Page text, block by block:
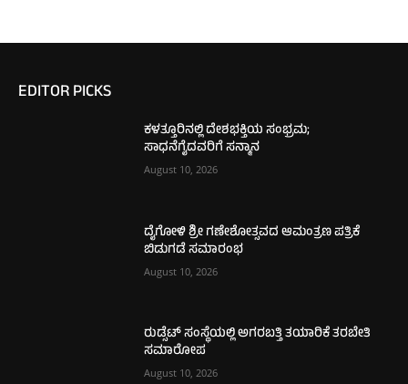
EDITOR PICKS
ಕಳತ್ತೂರಿನಲ್ಲಿ ದೇಶಭಕ್ತಿಯ ಸಂಭ್ರಮ;
ಸಾಧನೆಗೈದವರಿಗೆ ಸನ್ಮಾನ
August 10, 2026
ದೈಗೋಳಿ ಶ್ರೀ ಗಣೇಶೋತ್ಸವದ ಆಮಂತ್ರಣ ಪತ್ರಿಕೆ
ಬಿಡುಗಡೆ ಸಮಾರಂಭ
August 10, 2026
ರುಡ್ಸೆಟ್ ಸಂಸ್ಥೆಯಲ್ಲಿ ಅಗರಬತ್ತಿ ತಯಾರಿಕೆ ತರಬೇತಿ
ಸಮಾರೋಪ
August 10, 2026